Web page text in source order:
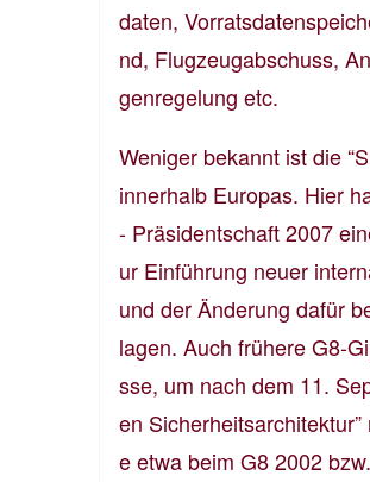
daten,
nd, Flugzeugabschuss,
genregelung etc.
Weniger bekannt ist die
innerhalb Europas. Hier
- Präsidentschaft 2007
ur Einführung neuer
und der Änderung dafür
lagen. Auch frühere G8-
sse, um nach dem 11.
en
e etwa beim G8 2002